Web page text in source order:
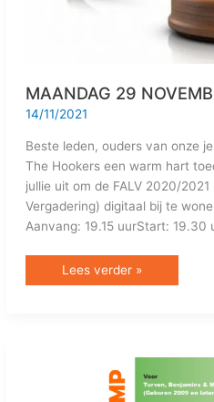
MAANDAG 29
14/11/2021
Beste leden, ouders van onze
The Hookers een warm hart
jullie uit om de FALV 2020/
Vergadering) digitaal bij te
Aanvang: 19.15 uurStart: 19.30
Lees verder »
PROGRAMMA
ZOMERKAMP
BEKEND